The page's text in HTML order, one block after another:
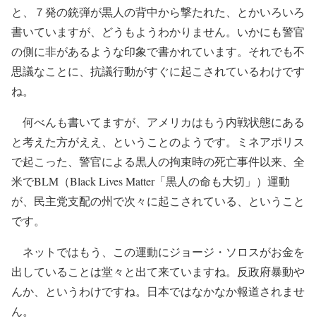
と、７発の銃弾が黒人の背中から撃たれた、とかいろいろ
書いていますが、どうもようわかりません。いかにも警官
の側に非があるような印象で書かれています。それでも不
思議なことに、抗議行動がすぐに起こされているわけです
ね。
何べんも書いてますが、アメリカはもう内戦状態にある
と考えた方がええ、ということのようです。ミネアポリス
で起こった、警官による黒人の拘束時の死亡事件以来、全
米でBLM（Black Lives Matter「黒人の命も大切」）運動
が、民主党支配の州で次々に起こされている、ということ
です。
ネットではもう、この運動にジョージ・ソロスがお金を
出していることは堂々と出て来ていますね。反政府暴動や
んか、というわけですね。日本ではなかなか報道されませ
ん。